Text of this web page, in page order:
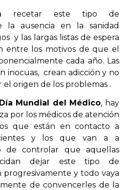
recetar este tipo de
la ausencia en la sanidad
y las largas listas de espera
entre los motivos de que el
cada año. Las
inocuas, crean adicción y no
origen de los problemas .
Día Mundial del Médico, hay
por los médicos de atención
que están en contacto a
y los que van a a
de controlar que aquellas
dejar este tipo de
progresivamente y todo vaya
de convencerles de la